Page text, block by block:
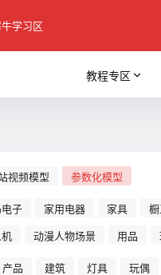
牛学习区
教程专区
视频模型 参数化模型
子 家用电器 家具
动漫人物场景 用品
产品 建筑 灯具 玩偶